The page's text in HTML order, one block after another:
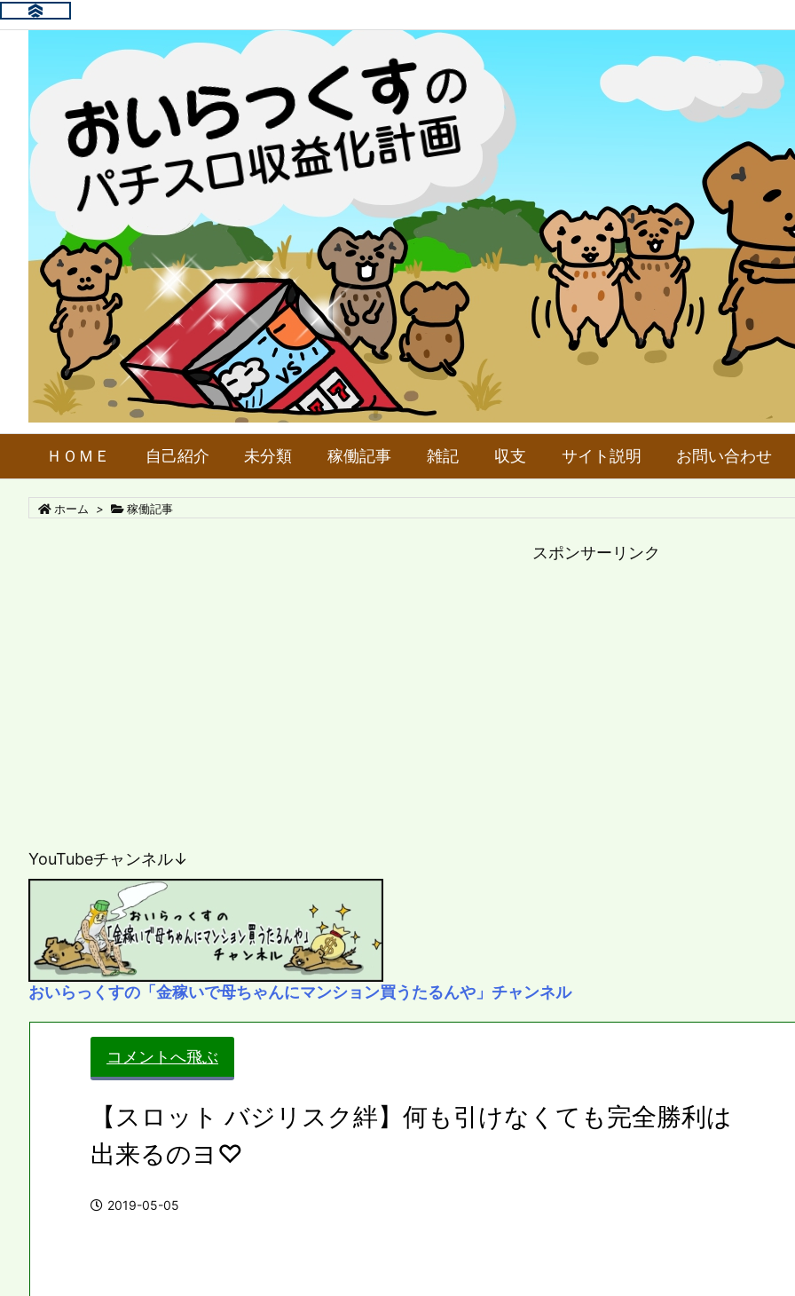
ＨＯＭＥ 自己紹介 未分類 稼働記事 雑記 収支 サイト説明 お問い合わせ
ホーム > 稼働記事
スポンサーリンク
YouTubeチャンネル↓
おいらっくすの「金稼いで母ちゃんにマンション買うたるんや」チャンネル
コメントへ飛ぶ
【スロット バジリスク絆】何も引けなくても完全勝利は
出来るのヨ♡
2019-05-05